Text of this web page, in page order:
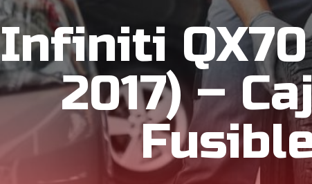
Infiniti
2017) –